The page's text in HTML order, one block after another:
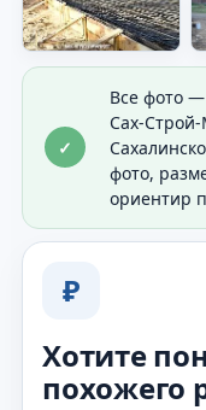
✓
Все фото
Сах-
фото,
ориентир
₽
Хотите
похожего